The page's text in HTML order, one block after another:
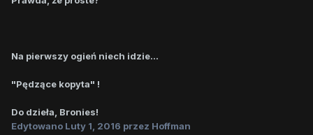
Na pierwszy ogień niech idzie...
"Pędzące kopyta" !
Do dzieła, Bronies!
Edytowano Luty 1, 2016 przez Hoffman